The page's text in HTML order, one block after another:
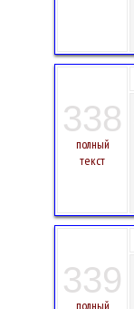
338
полный
текст
339
полный